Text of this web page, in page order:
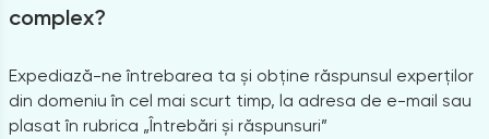
complex?
Expediază-ne întrebarea ta și obține răspunsul experților
din domeniu în cel mai scurt timp, la adresa de e-mail sau
plasat în rubrica „Întrebări și răspunsuri”